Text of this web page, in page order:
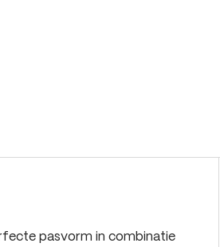
pasvorm in combinatie